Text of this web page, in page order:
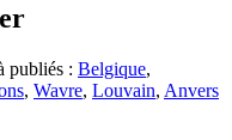
publiés : Belgique,
, Wavre, Louvain, Anvers